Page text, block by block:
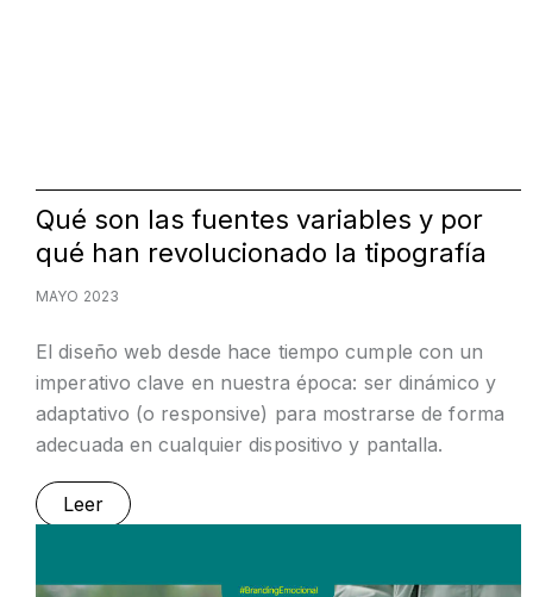
Qué son las fuentes variables y por
qué han revolucionado la tipografía
MAYO 2023
El diseño web desde hace tiempo cumple con un
imperativo clave en nuestra época: ser dinámico y
adaptativo (o responsive) para mostrarse de forma
adecuada en cualquier dispositivo y pantalla.
Leer